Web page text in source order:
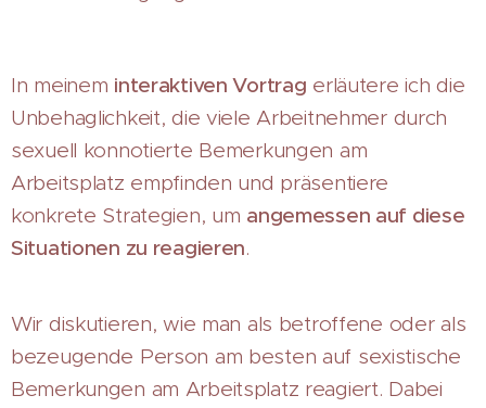
In meinem interaktiven Vortrag erläutere ich die
Unbehaglichkeit, die viele Arbeitnehmer durch
sexuell konnotierte Bemerkungen am
Arbeitsplatz empfinden und präsentiere
konkrete Strategien, um angemessen auf diese
Situationen zu reagieren.
Wir diskutieren, wie man als betroffene oder als
bezeugende Person am besten auf sexistische
Bemerkungen am Arbeitsplatz reagiert. Dabei